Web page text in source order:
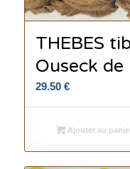
THEBES
Ouseck de
29.50 €
Ajouter au